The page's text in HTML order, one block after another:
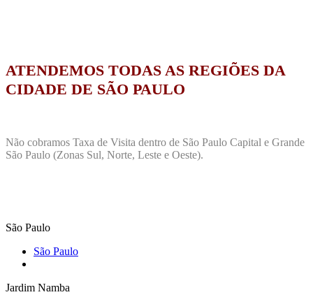
ATENDEMOS TODAS AS REGIÕES DA
CIDADE DE SÃO PAULO
Não cobramos Taxa de Visita dentro de São Paulo Capital e Grande
São Paulo (Zonas Sul, Norte, Leste e Oeste).
São Paulo
São Paulo
Jardim Namba